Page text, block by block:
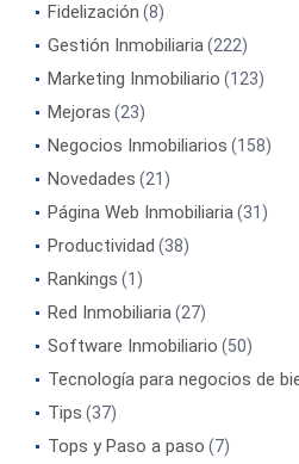
Fidelización (8)
Gestión Inmobiliaria(222)
Marketing Inmobiliario (123)
Mejoras (23)
Negocios Inmobiliarios (158)
Novedades (21)
Página Web Inmobiliaria(31)
Productividad (38)
Rankings (1)
Red Inmobiliaria(27)
Software Inmobiliario (50)
Tecnología para negocios de
Tips (37)
Tops y Paso a paso (7)